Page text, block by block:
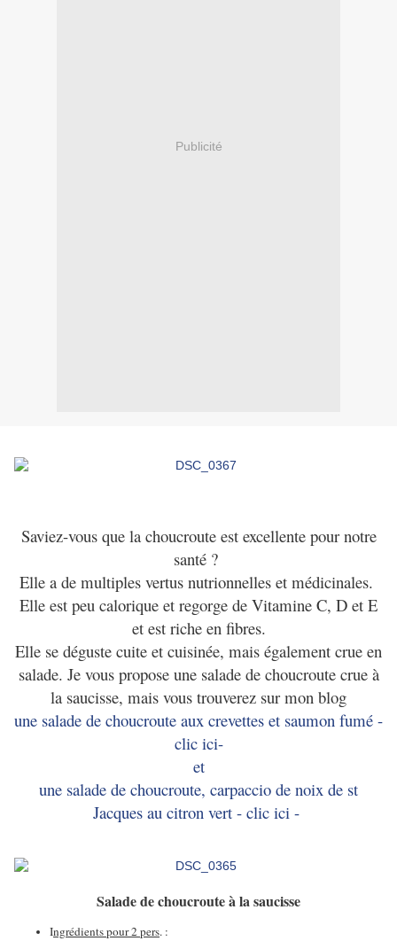
Publicité
Saviez-vous que la choucroute est excellente pour notre
santé ?
Elle a de multiples vertus nutrionnelles et médicinales.
Elle est peu calorique et regorge de Vitamine C, D et E
et est riche en fibres.
Elle se déguste cuite et cuisinée, mais également crue en
salade. Je vous propose une salade de choucroute crue à
la saucisse, mais vous trouverez sur mon blog
une salade de choucroute aux crevettes et saumon fumé -
clic ici-
et
une salade de choucroute, carpaccio de noix de st
Jacques au citron vert - clic ici -
Salade de choucroute à la saucisse
Ingrédients pour 2 pers. :